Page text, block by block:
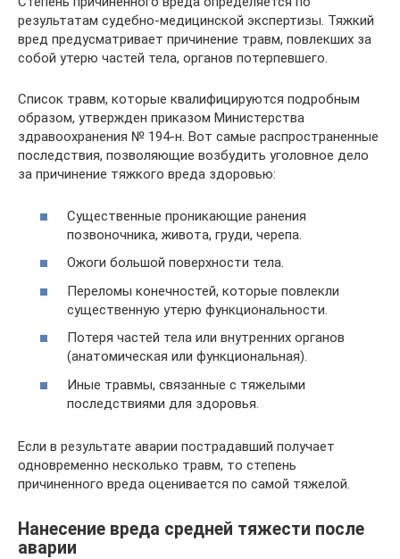
результатам судебно-медицинской экспертизы. Тяжкий
вред предусматривает причинение травм, повлекших за
собой утерю частей тела, органов потерпевшего.
Список травм, которые квалифицируются подробным
образом, утвержден приказом Министерства
здравоохранения № 194-н. Вот самые распространенные
последствия, позволяющие возбудить уголовное дело
за причинение тяжкого вреда здоровью:
Существенные проникающие ранения
позвоночника, живота, груди, черепа.
Ожоги большой поверхности тела.
Переломы конечностей, которые повлекли
существенную утерю функциональности.
Потеря частей тела или внутренних органов
(анатомическая или функциональная).
Иные травмы, связанные с тяжелыми
последствиями для здоровья.
Если в результате аварии пострадавший получает
одновременно несколько травм, то степень
причиненного вреда оценивается по самой тяжелой.
Нанесение вреда средней тяжести после
аварии